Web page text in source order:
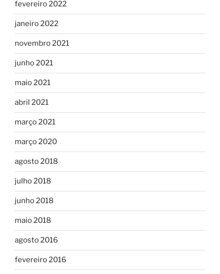
fevereiro 2022
janeiro 2022
novembro 2021
junho 2021
maio 2021
abril 2021
março 2021
março 2020
agosto 2018
julho 2018
junho 2018
maio 2018
agosto 2016
fevereiro 2016